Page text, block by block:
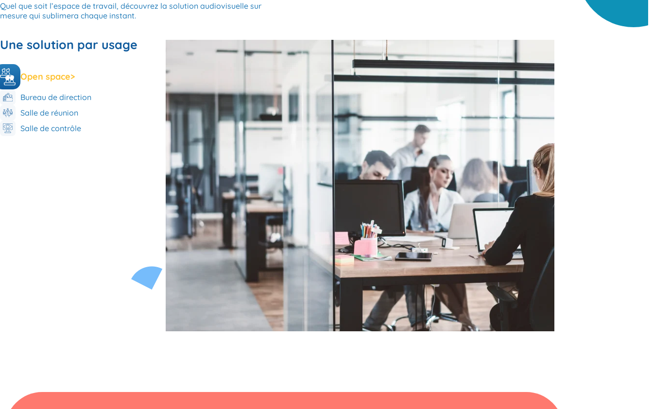
Quel que soit l’espace de travail, découvrez la solution audiovisuelle sur
mesure qui sublimera chaque instant.
Une solution par usage
Open space>
Bureau de direction
Salle de réunion
Salle de contrôle